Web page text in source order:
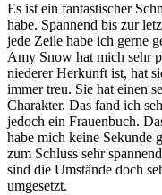
Es ist ein fantastischer
habe. Spannend bis zur
jede Zeile habe ich gerne
Amy Snow hat mich sehr
niederer Herkunft ist, hat
immer treu. Sie hat einen
Charakter. Das fand ich
jedoch ein Frauenbuch.
habe mich keine Sekunde
zum Schluss sehr
sind die Umstände doch
umgesetzt.